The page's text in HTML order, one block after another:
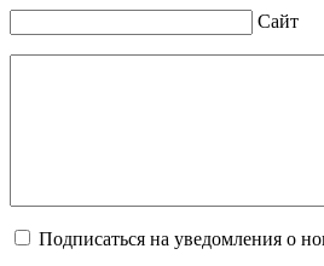
Сайт
Подписаться на уведомления о